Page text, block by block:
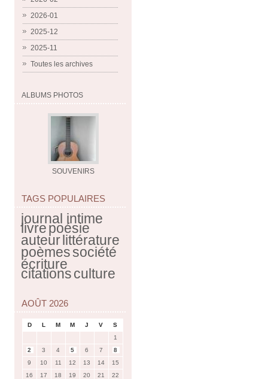
2026-01
2025-12
2025-11
Toutes les archives
ALBUMS PHOTOS
SOUVENIRS
TAGS POPULAIRES
journal intime
livrepoésie
auteurlittérature
poèmessociété
écriture
citationsculture
AOÛT 2026
D L M M J V
S
1
2
3 4 5 6 7
8
9
10 11 12 13 14
15
16
17 18 19 20 21
22